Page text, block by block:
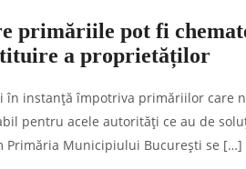
primăriile pot fi
a proprietăților
instanță împotriva primăriilor care
pentru acele autorități ce au de
Primăria Municipiului București se […]